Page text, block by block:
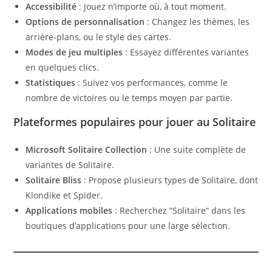
Accessibilité : Jouez n’importe où, à tout moment.
Options de personnalisation : Changez les thèmes, les
arrière-plans, ou le style des cartes.
Modes de jeu multiples : Essayez différentes variantes
en quelques clics.
Statistiques : Suivez vos performances, comme le
nombre de victoires ou le temps moyen par partie.
Plateformes populaires pour jouer au Solitaire
Microsoft Solitaire Collection : Une suite complète de
variantes de Solitaire.
Solitaire Bliss : Propose plusieurs types de Solitaire, dont
Klondike et Spider.
Applications mobiles : Recherchez “Solitaire” dans les
boutiques d’applications pour une large sélection.